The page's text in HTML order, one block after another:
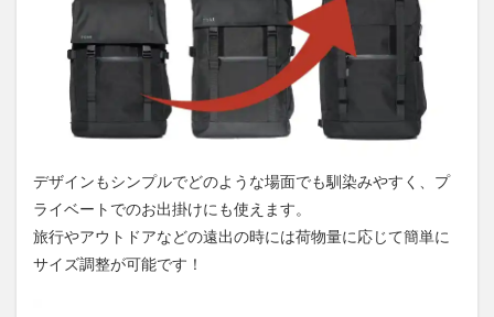
デザインもシンプルでどのような場面でも馴染みやすく、プ
ライベートでのお出掛けにも使えます。
旅行やアウトドアなどの遠出の時には荷物量に応じて簡単に
サイズ調整が可能です！